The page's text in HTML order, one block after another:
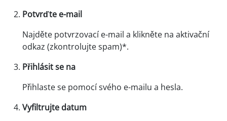
Potvrďte e-mail
Najděte potvrzovací e-mail a klikněte na aktivační
odkaz (zkontrolujte spam)*.
Přihlásit se na
Přihlaste se pomocí svého e-mailu a hesla.
Vyfiltrujte datum